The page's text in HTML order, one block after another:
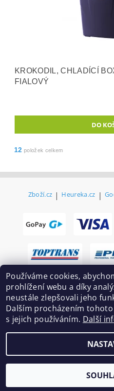
KROKODIL, CHLADÍCÍ
FIALOVÝ
12 položek celkem
Zboží.cz | Heureka.cz |
Vytvořil
Používáme cookies,
prohlížení webu a díky
neustále zlepšovali jeho
Dalším procházením
s jejich používáním. Další